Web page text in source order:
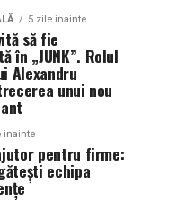
5 zile inainte
să fie
în „JUNK”. Rolul
Alexandru
unui nou
inainte
pentru firme:
echipa